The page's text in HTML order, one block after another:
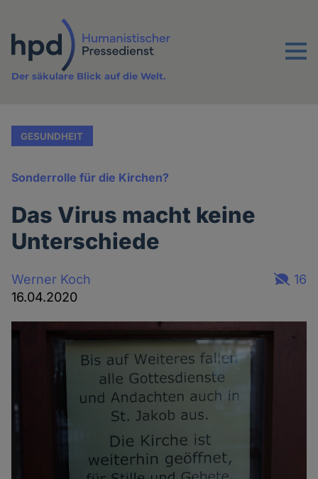
Inhalt
Menu
Der säkulare Blick auf die Welt.
GESUNDHEIT
Sonderrolle für die Kirchen?
Das Virus macht keine
Unterschiede
Werner Koch
16.04.2020
16